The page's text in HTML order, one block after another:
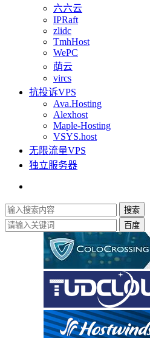
六六云
IPRaft
zlidc
TmhHost
WePC
荫云
vircs
抗投诉VPS
Ava.Hosting
Alexhost
Maple-Hosting
VSYS.host
无限流量VPS
独立服务器